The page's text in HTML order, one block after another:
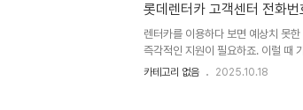
이는 혈관 기능을 개선하고 심장병
2. 체중 관리 및 신진대사 향상하
롯데렌터카 고객센터 전화
렌터카를 이용하다 보면 예상치 못
즉각적인 지원이 필요하죠. 이럴 때
지점 정보까지 한눈에 확인할 수 있
카테고리 없음 2025.10.18